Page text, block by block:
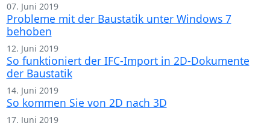
07. Juni 2019
Probleme mit der Baustatik unter Windows 7
behoben
12. Juni 2019
So funktioniert der IFC-Import in 2D-Dokumente
der Baustatik
14. Juni 2019
So kommen Sie von 2D nach 3D
17. Juni 2019